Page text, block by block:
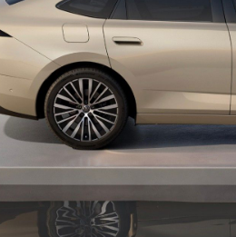
启辰 大V DDi
全部拆解 大众 朗逸
看报告
吉利 银河L7